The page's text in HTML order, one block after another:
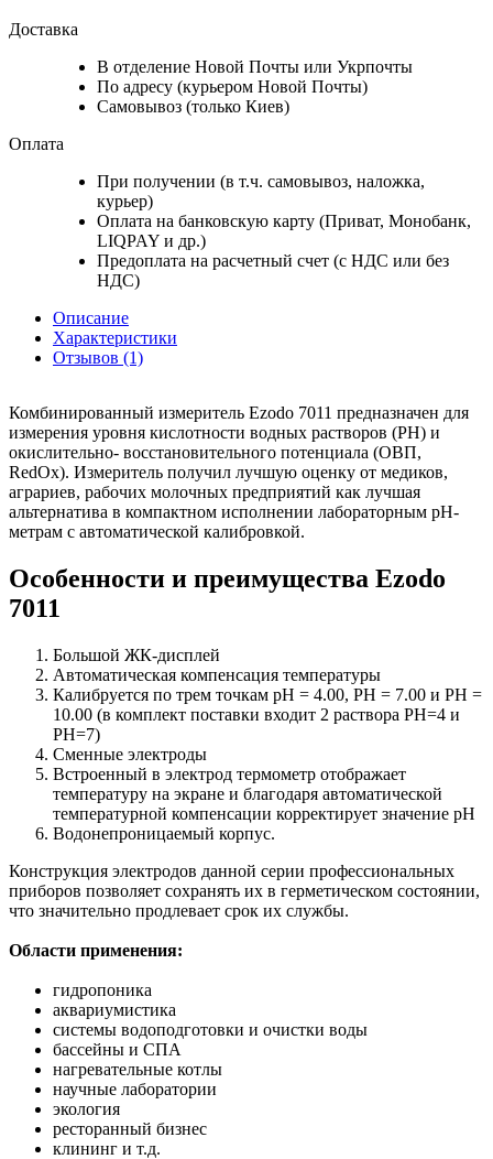
Доставка
В отделение Новой Почты или Укрпочты
По адресу (курьером Новой Почты)
Самовывоз (только Киев)
Оплата
При получении (в т.ч. самовывоз, наложка,
курьер)
Оплата на банковскую карту (Приват, Монобанк,
LIQPAY и др.)
Предоплата на расчетный счет (с НДС или без
НДС)
Описание
Характеристики
Отзывов (1)
Комбинированный измеритель Ezodo 7011 предназначен для
измерения уровня кислотности водных растворов (PH) и
окислительно- восстановительного потенциала (ОВП,
RedOx). Измеритель получил лучшую оценку от медиков,
аграриев, рабочих молочных предприятий как лучшая
альтернатива в компактном исполнении лабораторным pH-
метрам с автоматической калибровкой.
Особенности и преимущества Ezodo
7011
Большой ЖК-дисплей
Автоматическая компенсация температуры
Калибруется по трем точкам pH = 4.00, PH = 7.00 и PH =
10.00 (в комплект поставки входит 2 раствора PH=4 и
PH=7)
Сменные электроды
Встроенный в электрод термометр отображает
температуру на экране и благодаря автоматической
температурной компенсации корректирует значение pH
Водонепроницаемый корпус.
Конструкция электродов данной серии профессиональных
приборов позволяет сохранять их в герметическом состоянии,
что значительно продлевает срок их службы.
Области применения:
гидропоника
аквариумистика
системы водоподготовки и очистки воды
бассейны и СПА
нагревательные котлы
научные лаборатории
экология
ресторанный бизнес
клининг и т.д.